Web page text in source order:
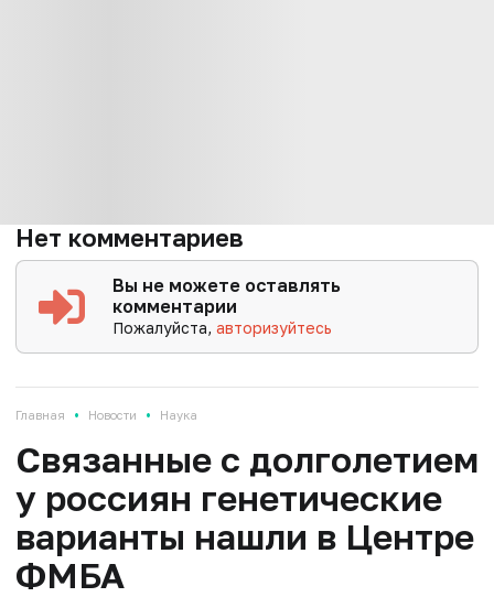
Нет комментариев
Вы не можете оставлять
комментарии
Пожалуйста,авторизуйтесь
Главная • Новости • Наука
Связанные с долголетием
у россиян генетические
варианты нашли в Центре
ФМБА